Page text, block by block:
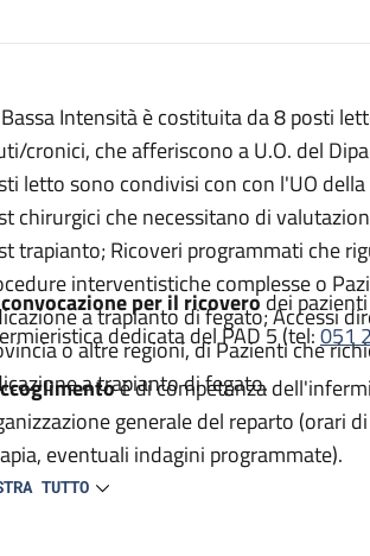
Intensità
Intensità
Bassa Intensità
Intensità è costituita da 8 posti
cronici, che afferiscono a U.O. del
letto sono condivisi con con l'UO
chirurgici che necessitano di
trapianto; Ricoveri programmati che
interventistiche complesse o
a trapianto di fegato; Accessi
o altre regioni, di Pazienti che
a trapianto di fegato.
per il ricoverodei
dedicata del PAD 5 (tel:051
è di competenza
generale del reparto (orari
eventuali indagini programmate).
TUTTO